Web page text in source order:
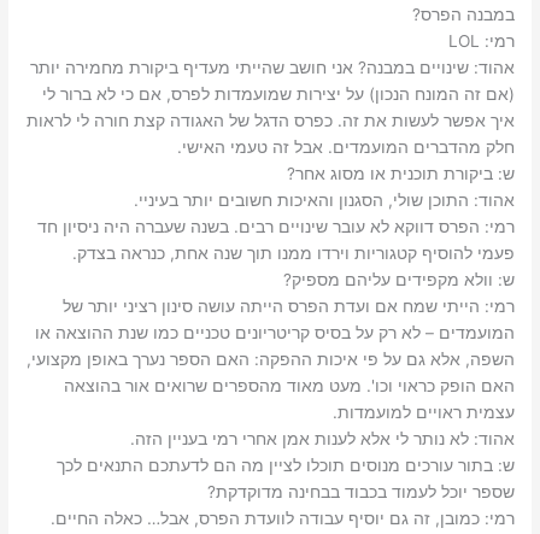
במבנה הפרס?
רמי: LOL
אהוד: ‫שינויים במבנה? אני חושב שהייתי מעדיף ביקורת מחמירה יותר
(אם זה המונח הנכון) על יצירות שמועמדות לפרס, אם כי לא ברור לי
איך אפשר לעשות את זה. כפרס הדגל של האגודה קצת חורה לי לראות
חלק מהדברים המועמדים. אבל זה טעמי האישי.‬
ש: ‫ביקורת תוכנית או מסוג אחר?‬
אהוד: ‫התוכן שולי, הסגנון והאיכות חשובים יותר בעיניי.‬
רמי: ‫הפרס דווקא לא עובר שינויים רבים. בשנה שעברה היה ניסיון חד
פעמי להוסיף קטגוריות וירדו ממנו תוך שנה אחת, כנראה בצדק.‬
ש: ‫וולא מקפידים עליהם מספיק?‬
רמי: ‫הייתי שמח אם ועדת הפרס הייתה עושה סינון רציני יותר של
המועמדים – לא רק על בסיס קריטריונים טכניים כמו שנת ההוצאה או
השפה, אלא גם על פי איכות ההפקה: האם הספר נערך באופן מקצועי,
האם הופק כראוי וכו'. מעט מאוד מהספרים שרואים אור בהוצאה
עצמית ראויים למועמדות.‬
אהוד: ‫לא נותר לי אלא לענות אמן אחרי רמי בעניין הזה.‬
ש: ‫בתור עורכים מנוסים תוכלו לציין מה הם לדעתכם התנאים לכך
שספר יוכל לעמוד בכבוד בבחינה מדוקדקת?‬
רמי: ‫כמובן, זה גם יוסיף עבודה לוועדת הפרס, אבל… כאלה החיים.‬